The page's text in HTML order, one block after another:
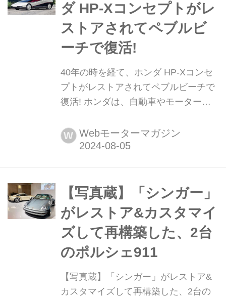
ダ HP-Xコンセプトがレ
ストアされてペブルビ
ーチで復活!
40年の時を経て、ホンダ HP-Xコンセ
プトがレストアされてペブルビーチで
復活! ホンダは、自動車やモータース
ひとつであり、2024年8月に開催され
るモントレー カーウイークで、40年前
デビューさせる。
W Webモーターマガジン
【写真蔵】「シンガー」
がレストア&カスタマイ
ズして再構築した、2台
のポルシェ911
【写真蔵】「シンガー」がレストア&
カスタマイズして再構築した、2台の